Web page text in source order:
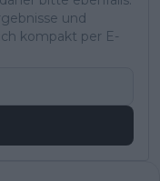
und
kompakt per E-